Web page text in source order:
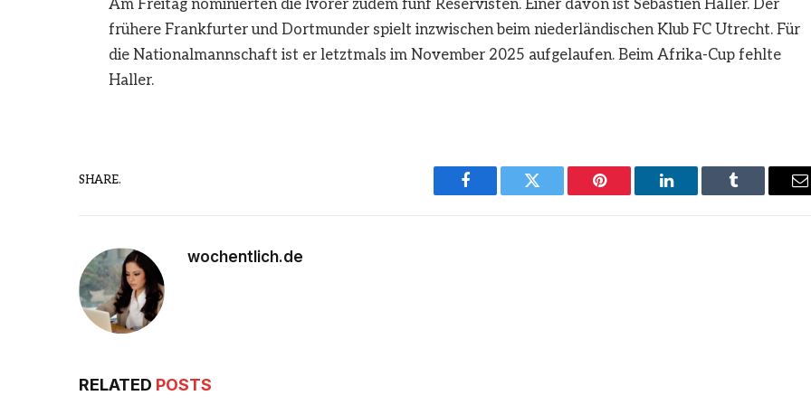
Am Freitag nominierten die Ivorer zudem fünf Reservisten. Einer davon ist Sébastien Haller. Der
frühere Frankfurter und Dortmunder spielt inzwischen beim niederländischen Klub FC Utrecht. Für
die Nationalmannschaft ist er letztmals im November 2025 aufgelaufen. Beim Afrika-Cup fehlte
Haller.
SHARE.
Facebook Twitter Pinterest LinkedIn Tumblr
wochentlich.de
RELATED POSTS